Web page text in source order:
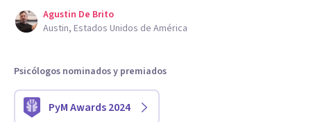
Agustin De Brito
Austin, Estados Unidos de América
Psicólogos nominados y premiados
PyM Awards 2024